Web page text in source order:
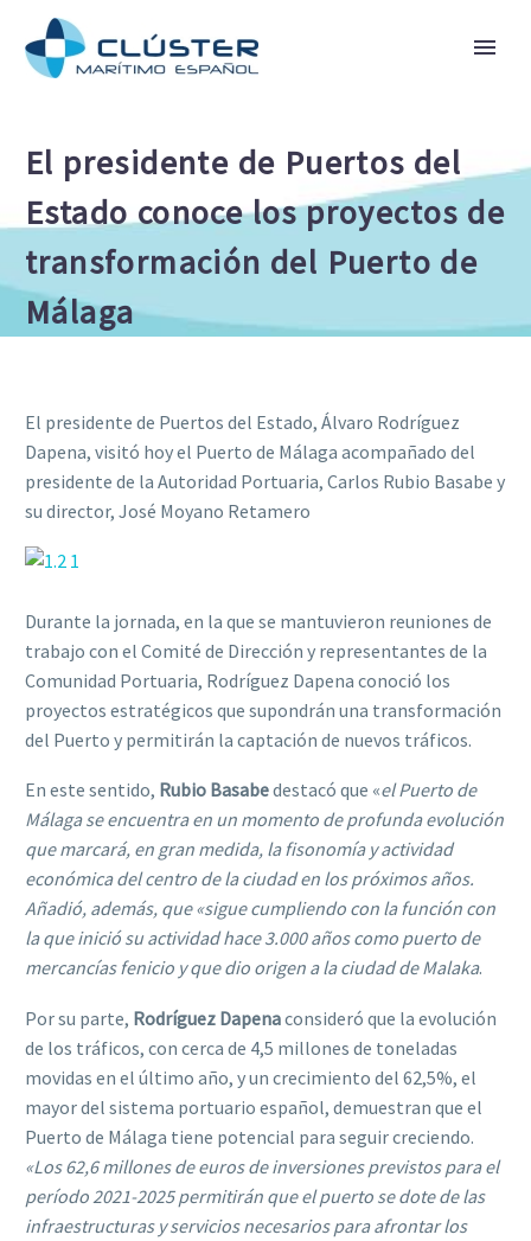
El presidente de Puertos del
Estado conoce los proyectos de
transformación del Puerto de
Málaga
El presidente de Puertos del Estado, Álvaro Rodríguez
Dapena, visitó hoy el Puerto de Málaga acompañado del
presidente de la Autoridad Portuaria, Carlos Rubio Basabe y
su director, José Moyano Retamero
Durante la jornada, en la que se mantuvieron reuniones de
trabajo con el Comité de Dirección y representantes de la
Comunidad Portuaria, Rodríguez Dapena conoció los
proyectos estratégicos que supondrán una transformación
del Puerto y permitirán la captación de nuevos tráficos.
En este sentido, Rubio Basabedestacó que «el Puerto de
Málaga se encuentra en un momento de profunda evolución
que marcará, en gran medida, la fisonomía y actividad
económica del centro de la ciudad en los próximos años.
Añadió, además, que «sigue cumpliendo con la función con
la que inició su actividad hace 3.000 años como puerto de
mercancías fenicio y que dio origen a la ciudad de Malaka.
Por su parte, Rodríguez Dapenaconsideró que la evolución
de los tráficos, con cerca de 4,5 millones de toneladas
movidas en el último año, y un crecimiento del 62,5%, el
mayor del sistema portuario español, demuestran que el
Puerto de Málaga tiene potencial para seguir creciendo.
«Los 62,6 millones de euros de inversiones previstos para el
período 2021-2025 permitirán que el puerto se dote de las
infraestructuras y servicios necesarios para afrontar los